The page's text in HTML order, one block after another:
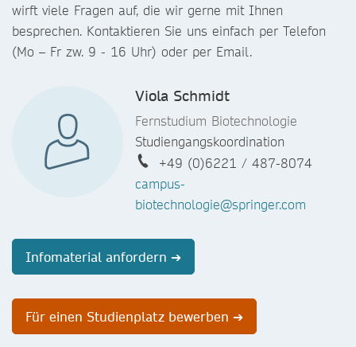
wirft viele Fragen auf, die wir gerne mit Ihnen
besprechen. Kontaktieren Sie uns einfach per Telefon
(Mo – Fr zw. 9 - 16 Uhr) oder per Email.
Viola Schmidt
Fernstudium Biotechnologie
Studiengangskoordination
+49 (0)6221 / 487-8074
campus-
biotechnologie@springer.com
Infomaterial anfordern ➔
Für einen Studienplatz bewerben ➔